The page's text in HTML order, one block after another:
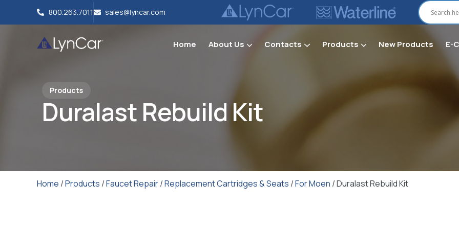
800.263.7011 sales@lyncar.com
Home About Us Contacts Products New Products E-
Products
Duralast Rebuild Kit
Home /Products /Faucet Repair/Replacement Cartridges & Seats /For Moen / Duralast Rebuild Kit